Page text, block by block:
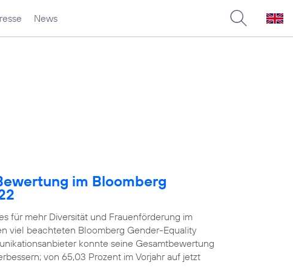
News
im Bloomberg
für mehr Diversität und Frauenförderung im
viel beachteten Bloomberg Gender-Equality
konnte seine Gesamtbewertung
von 65,03 Prozent im Vorjahr auf jetzt